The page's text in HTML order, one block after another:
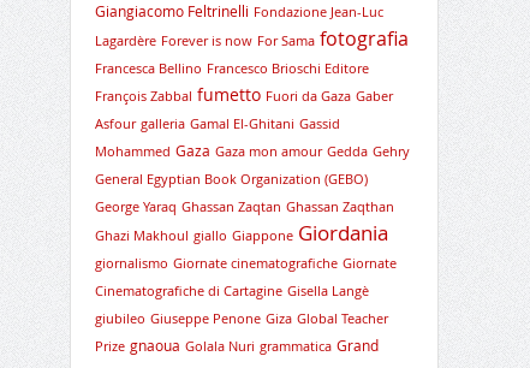
Giangiacomo Feltrinelli Fondazione Jean-Luc
Lagardère Forever is now For Sama fotografia
Francesca Bellino Francesco Brioschi Editore
François Zabbal fumetto Fuori da Gaza Gaber
Asfour galleria Gamal El-Ghitani Gassid
Mohammed Gaza Gaza mon amour Gedda Gehry
General Egyptian Book Organization (GEBO)
George Yaraq Ghassan Zaqtan Ghassan Zaqthan
Ghazi Makhoul giallo Giappone Giordania
giornalismo Giornate cinematografiche Giornate
Cinematografiche di Cartagine Gisella Langè
giubileo Giuseppe Penone Giza Global Teacher
Prize gnaoua Golala Nuri grammatica Grand